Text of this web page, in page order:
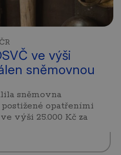
ve výši
sněmovnou
sněmovna
opatřeními
výši 25.000 Kč za